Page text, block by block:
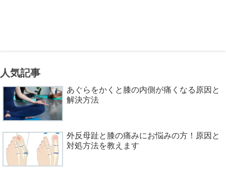
人気記事
あぐらをかくと膝の内側が痛くなる原因と
解決方法
外反母趾と膝の痛みにお悩みの方！原因と
対処方法を教えます